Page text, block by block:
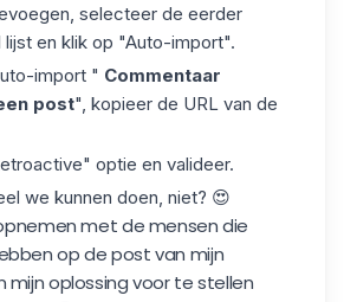
selecteer de eerder
en klik op "Auto-import".
import " Commentaar
post", kopieer de URL van de
optie en valideer.
we kunnen doen, niet? 😍
met de mensen die
op de post van mijn
mijn oplossing voor te stellen